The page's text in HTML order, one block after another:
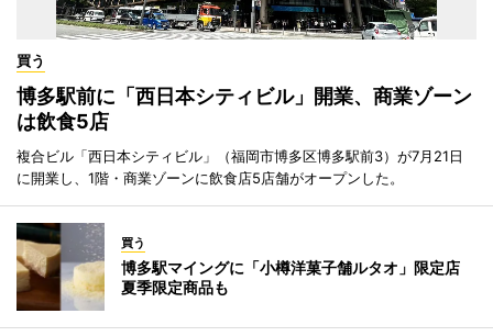
買う
博多駅前に「西日本シティビル」開業、商業ゾーン
は飲食5店
複合ビル「西日本シティビル」（福岡市博多区博多駅前3）が7月21日
に開業し、1階・商業ゾーンに飲食店5店舗がオープンした。
買う
博多駅マイングに「小樽洋菓子舗ルタオ」限定店
夏季限定商品も